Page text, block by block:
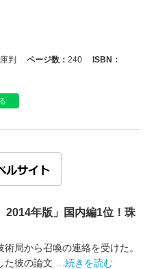
判 ページ数： 240
ISBN：
2014年版」国内編1位！珠
局から召喚の連絡を受けた。
た彼の論文
…続きを読む